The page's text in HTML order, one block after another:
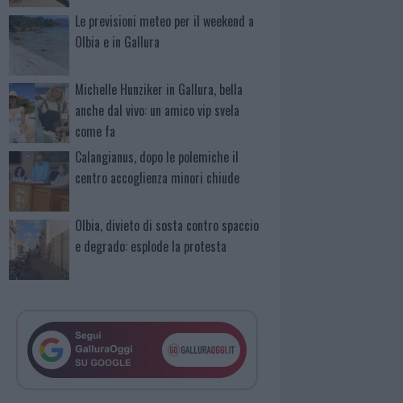
Le previsioni meteo per il weekend a
Olbia e in Gallura
Michelle Hunziker in Gallura, bella
anche dal vivo: un amico vip svela
come fa
Calangianus, dopo le polemiche il
centro accoglienza minori chiude
Olbia, divieto di sosta contro spaccio
e degrado: esplode la protesta